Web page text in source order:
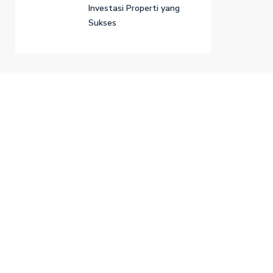
Investasi Properti yang
Sukses